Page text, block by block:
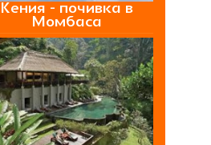
Кения - почивка в
Момбаса